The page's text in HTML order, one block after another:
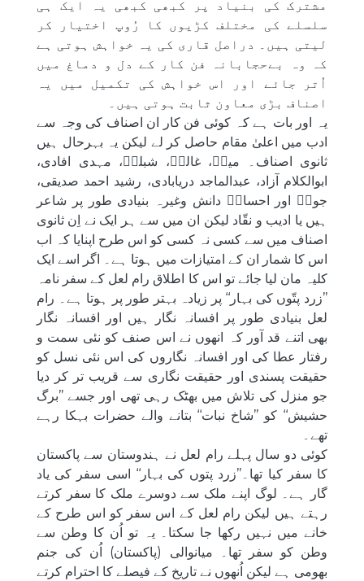
مشترک کی بنیاد پر کبھی کبھی یہ ایک ہی
سلسلے کی مختلف کڑیوں کا رُوپ اختیار کر
لیتی ہیں۔ دراصل قاری کی یہ خواہش ہوتی ہے
کہ وہ بےحجابانہ فن کار کے دل و دماغ میں
اُتر جائے اور اس خواہش کی تکمیل میں یہ
اصناف بڑی معاون ثابت ہوتی ہیں۔
یہ اور بات ہے کہ کوئی فن کار ان اصناف کی وجہ سے
ادب میں اعلیٰ مقام حاصل کر لے لیکن یہ بہرحال ہیں
ثانوی اصناف۔ میرؔ، غالبؔ، شبلیؔ، مہدی افادی،
ابوالکلام آزاد، عبدالماجد دریابادی، رشید احمد صدیقی،
جوشؔ اور احسانؔ دانش وغیرہ بنیادی طور پر شاعر
ہیں یا ادیب و نقّاد لیکن ان میں سے ہر ایک نے اِن ثانوی
اصناف میں سے کسی نہ کسی کو اس طرح اپنایا کہ اب
اس کا شمار ان کے امتیازات میں ہوتا ہے۔ اگر اسے ایک
کلیہ مان لیا جائے تو اس کا اطلاق رام لعل کے سفر نامہ
’’زرد پتّوں کی بہار‘‘ پر زیادہ بہتر طور پر ہوتا ہے۔ رام
لعل بنیادی طور پر افسانہ نگار ہیں اور افسانہ نگار
بھی اتنے قد آور کہ انھوں نے اس صنف کو نئی سمت و
رفتار عطا کی اور افسانہ نگاروں کی اس نئی نسل کو
حقیقت پسندی اور حقیقت نگاری سے قریب تر کر دیا
جو منزل کی تلاش میں بھٹک رہی تھی اور جسے ’’برگ
حشیش‘‘ کو ’’شاخ نبات‘‘ بتانے والے حضرات بہکا رہے
تھے۔
کوئی دو سال پہلے رام لعل نے ہندوستان سے پاکستان
کا سفر کیا تھا۔’’زرد پتوں کی بہار‘‘ اسی سفر کی یاد
گار ہے۔ لوگ اپنے ملک سے دوسرے ملک کا سفر کرتے
رہتے ہیں لیکن رام لعل کے اس سفر کو اس طرح کے
خانے میں نہیں رکھا جا سکتا۔ یہ تو اُن کا وطن سے
وطن کو سفر تھا۔ میانوالی (پاکستان) اُن کی جنم
بھومی ہے لیکن اُنھوں نے تاریخ کے فیصلے کا احترام کرتے